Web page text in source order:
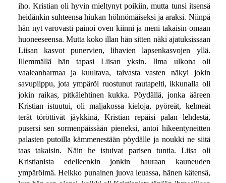
iho. Kristian oli hyvin mieltynyt poikiin, mutta tunsi itsensä
heidänkin suhteensa hiukan hölmömäiseksi ja araksi. Niinpä
hän nyt varovasti painoi oven kiinni ja meni takaisin omaan
huoneeseensa. Mutta koko illan hän sitten näki ajatuksissaan
Liisan kasvot punervien, lihavien lapsenkasvojen yllä.
Illemmällä hän tapasi Liisan yksin. Ilma ulkona oli
vaaleanharmaa ja kuultava, taivasta vasten näkyi jokin
savupiippu, jota ympäröi ruostunut rautapelti, ikkunalla oli
jokin raikas, pitkälehtinen kukka. Pöydällä, jonka ääreen
Kristian istuutui, oli maljakossa kieloja, pyöreät, kelmeät
terät töröttivät jäykkinä, Kristian repäisi palan lehdestä,
pusersi sen sormenpäissään pieneksi, antoi hikeentyneitten
palasten putoilla kämmenestään pöydälle ja noukki ne siitä
taas takaisin. Näin he istuivat parisen tuntia. Liisa oli
Kristianista edelleenkin jonkin hauraan kauneuden
ympäröimä. Heikko punainen juova leuassa, hänen kätensä,